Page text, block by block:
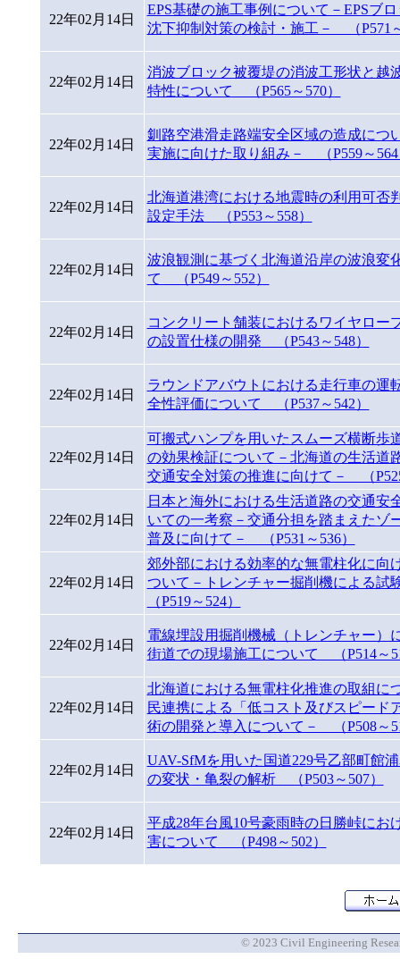
22年02月14日
EPS基礎の施工事例について－EPSブ
沈下抑制対策の検討・施工－ （P571
22年02月14日
消波ブロック被覆堤の消波工形状と越
特性について （P565～570）
22年02月14日
釧路空港滑走路端安全区域の造成につ
実施に向けた取り組み－ （P559～
22年02月14日
北海道港湾における地震時の利用可否
設定手法 （P553～558）
22年02月14日
波浪観測に基づく北海道沿岸の波浪変
て （P549～552）
22年02月14日
コンクリート舗装におけるワイヤロー
の設置仕様の開発 （P543～548）
22年02月14日
ラウンドアバウトにおける走行車の運
全性評価について （P537～542）
22年02月14日
可搬式ハンプを用いたスムーズ横断歩
の効果検証について－北海道の生活道
交通安全対策の推進に向けて－ （
22年02月14日
日本と海外における生活道路の交通安
いての一考察－交通分担を踏まえたゾ
普及に向けて－ （P531～536）
22年02月14日
郊外部における効率的な無電柱化に向
ついて－トレンチャー掘削機による
（P519～524）
22年02月14日
電線埋設用掘削機械（トレンチャー）
街道での現場施工について （P514～
22年02月14日
北海道における無電柱化推進の取組に
民連携による「低コスト及びスピード
術の開発と導入について－ （P508～
22年02月14日
UAV-SfMを用いた国道229号乙部町館
の変状・亀裂の解析 （P503～507）
22年02月14日
平成28年台風10号豪雨時の日勝峠にお
害について （P498～502）
© 2023 Civil Engineering